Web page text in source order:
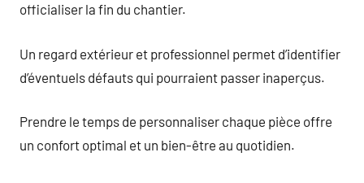
officialiser la fin du chantier.
Un regard extérieur et professionnel permet d’identifier
d’éventuels défauts qui pourraient passer inaperçus.
Prendre le temps de personnaliser chaque pièce offre
un confort optimal et un bien-être au quotidien.